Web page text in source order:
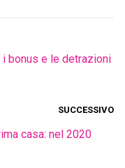
bonus e le detrazioni
SUCCESSIVO
casa: nel 2020